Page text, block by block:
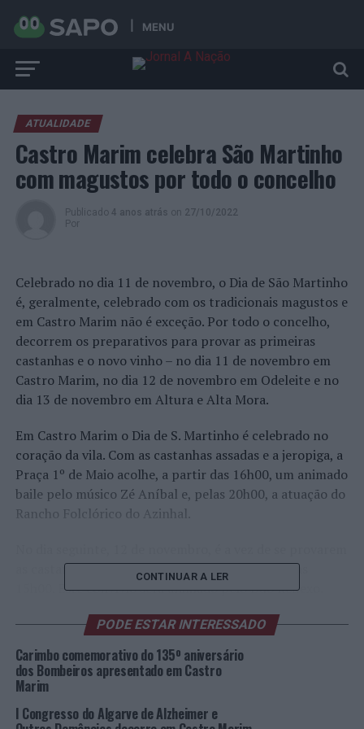
MENU
ATUALIDADE
Castro Marim celebra São Martinho
com magustos por todo o concelho
Publicado 4 anos atrás on 27/10/2022
Por
Celebrado no dia 11 de novembro, o Dia de São Martinho
é, geralmente, celebrado com os tradicionais magustos e
em Castro Marim não é exceção. Por todo o concelho,
decorrem os preparativos para provar as primeiras
castanhas e o novo vinho – no dia 11 de novembro em
Castro Marim, no dia 12 de novembro em Odeleite e no
dia 13 de novembro em Altura e Alta Mora.
Em Castro Marim o Dia de S. Martinho é celebrado no
coração da vila. Com as castanhas assadas e a jeropiga, a
Praça 1º de Maio acolhe, a partir das 16h00, um animado
baile pelo músico Zé Aníbal e, pelas 20h00, a atuação do
Rancho Folclórico do Azinhal.
as castanhas e a jeropiga em Odeleite, a partir das
15h00. Este convívio será animado pelo Duo Reflexo.
Em Altura, as celebrações acontecem no dia 13 de
10h00, junto ao Mercado Municipal. A partir das 14h00,
música com Silvino Campos e, pelas 16h00, atuação do
CONTINUAR A LER
PODE ESTAR INTERESSADO
Carimbo comemorativo do 135º aniversário
dos Bombeiros apresentado em Castro
Marim
I Congresso do Algarve de Alzheimer e